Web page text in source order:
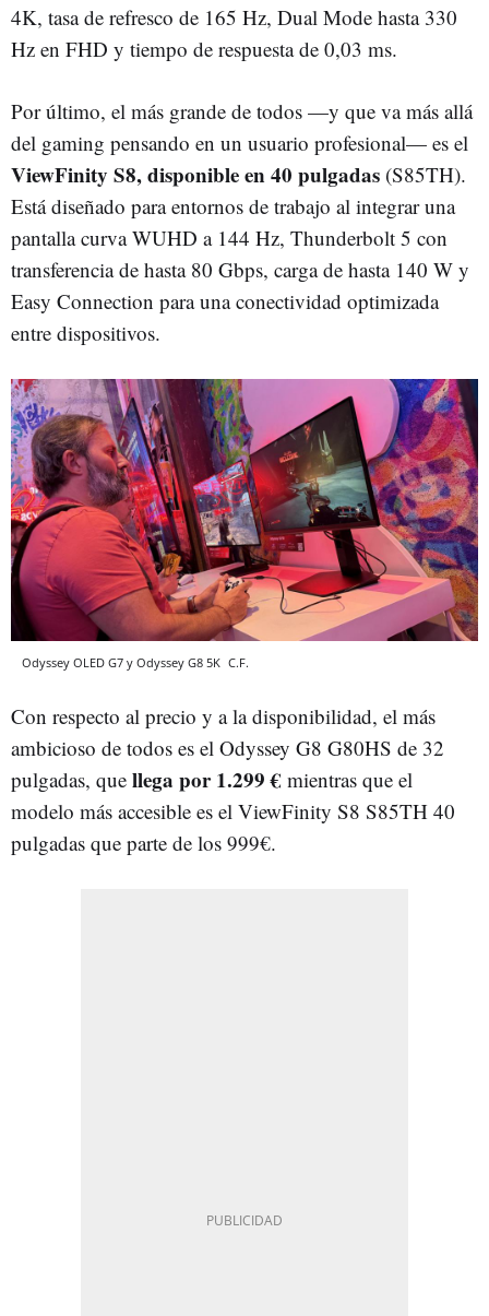
4K, tasa de refresco de 165 Hz, Dual Mode hasta 330
Hz en FHD y tiempo de respuesta de 0,03 ms.
Por último, el más grande de todos —y que va más allá
del gaming pensando en un usuario profesional— es el
ViewFinity S8, disponible en 40 pulgadas (S85TH).
Está diseñado para entornos de trabajo al integrar una
pantalla curva WUHD a 144 Hz, Thunderbolt 5 con
transferencia de hasta 80 Gbps, carga de hasta 140 W y
Easy Connection para una conectividad optimizada
entre dispositivos.
Odyssey OLED G7 y Odyssey G8 5K C.F.
Con respecto al precio y a la disponibilidad, el más
ambicioso de todos es el Odyssey G8 G80HS de 32
pulgadas, que llega por 1.299 € mientras que el
modelo más accesible es el ViewFinity S8 S85TH 40
pulgadas que parte de los 999€.